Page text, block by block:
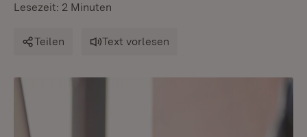
Lesezeit: 2 Minuten
Teilen Text vorlesen